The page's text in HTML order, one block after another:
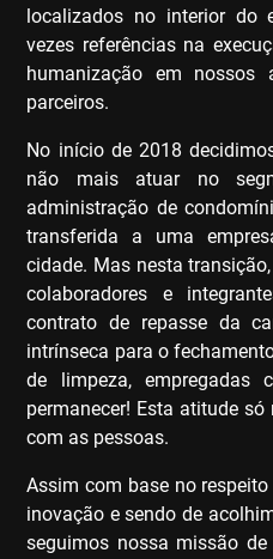
localizados no interior do
vezes referências na
humanização em nossos
parceiros.
No início de 2018
não mais atuar no
administração de
transferida a uma
cidade. Mas nesta
colaboradores e
contrato de repasse da
intrínseca para o
de limpeza, empregadas
permanecer! Esta atitude
com as pessoas.
Assim com base no
inovação e sendo de
seguimos nossa missão